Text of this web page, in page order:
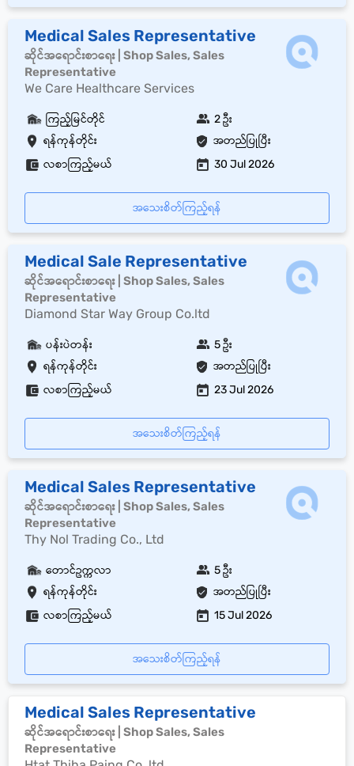
Medical Sales Representative
ဆိုင်အရောင်းစာရေး | Shop Sales, Sales
Representative
We Care Healthcare Services
ရန်ကုန်တိုင်း အတည်ပြုပြီး
ကြည့်မြင်တိုင် 2 ဦး
လစာကြည့်မယ် 30 Jul 2026
အသေးစိတ်ကြည့်ရန်
Medical Sale Representative
ဆိုင်အရောင်းစာရေး | Shop Sales, Sales
Representative
Diamond Star Way Group Co.ltd
ရန်ကုန်တိုင်း အတည်ပြုပြီး
ပန်းပဲတန်း 5 ဦး
လစာကြည့်မယ် 23 Jul 2026
အသေးစိတ်ကြည့်ရန်
Medical Sales Representative
ဆိုင်အရောင်းစာရေး | Shop Sales, Sales
Representative
Thy Nol Trading Co., Ltd
ရန်ကုန်တိုင်း အတည်ပြုပြီး
တောင်ဥက္ကလာ 5 ဦး
လစာကြည့်မယ် 15 Jul 2026
အသေးစိတ်ကြည့်ရန်
Medical Sales Representative
ဆိုင်အရောင်းစာရေး | Shop Sales, Sales
Representative